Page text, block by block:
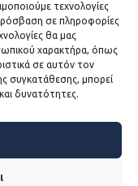
τεχνολογίες
σε πληροφορίες
θα μας
χαρακτήρα, όπως
σε αυτόν τον
συγκατάθεσης, μπορεί
δυνατότητες.